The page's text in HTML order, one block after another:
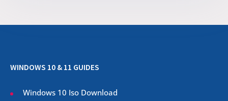
WINDOWS 10 & 11 GUIDES
Windows 10 Iso Download